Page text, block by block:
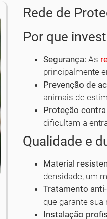
Rede de
Por que
Segurança: As
principalmente
Prevenção de
animais de
Proteção
dificultam a
Qualidade e
Material
densidade, um
Tratamento
que garante
Instalação